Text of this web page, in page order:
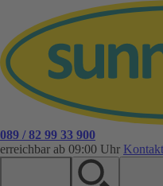
089 / 82 99 33 900
erreichbar ab 09:00 Uhr Kontakt